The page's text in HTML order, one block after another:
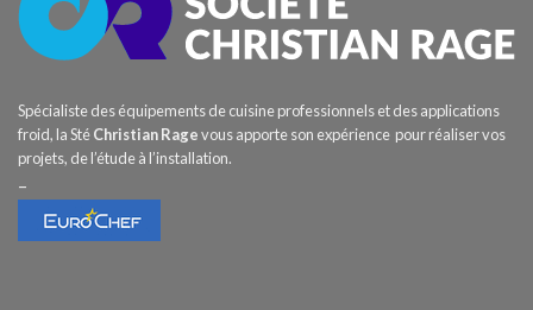
Spécialiste des équipements de cuisine professionnels et des applications
froid, la StéChristian Ragevous apporte son expérience pour réaliser vos
projets, de l’étude à l’installation.
–